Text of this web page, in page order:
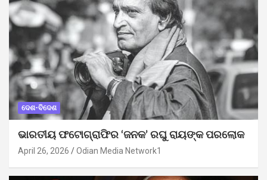
ଦେଶ-ବିଦେଶ
ଭାରତୀୟ ଫଟୋଗ୍ରାଫିର ‘ଜନକ’ ରଘୁ ରାୟଙ୍କ ପରଲୋକ
April 26, 2026 Odian Media Network1